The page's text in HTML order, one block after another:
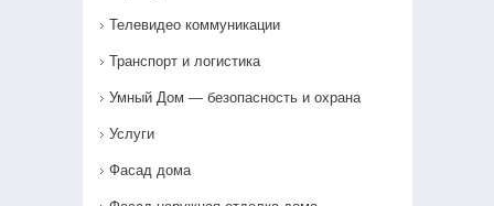
Телевидео коммуникации
Транспорт и логистика
Умный Дом — безопасность и охрана
Услуги
Фасад дома